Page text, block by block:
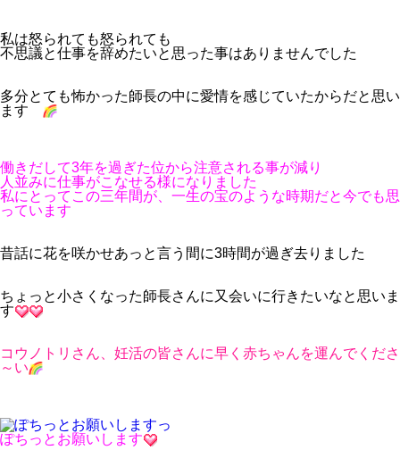
私は怒られても怒られても
不思議と仕事を辞めたいと思った事はありませんでした
多分とても怖かった師長の中に愛情を感じていたからだと思い
ます
働きだして3年を過ぎた位から注意される事が減り
人並みに仕事がこなせる様になりました
私にとってこの三年間が、一生の宝のような時期だと今でも思
っています
昔話に花を咲かせあっと言う間に3時間が過ぎ去りました
ちょっと小さくなった師長さんに又会いに行きたいなと思いま
す
コウノトリさん、妊活の皆さんに早く赤ちゃんを運んでくださ
～い
ぽちっとお願いします